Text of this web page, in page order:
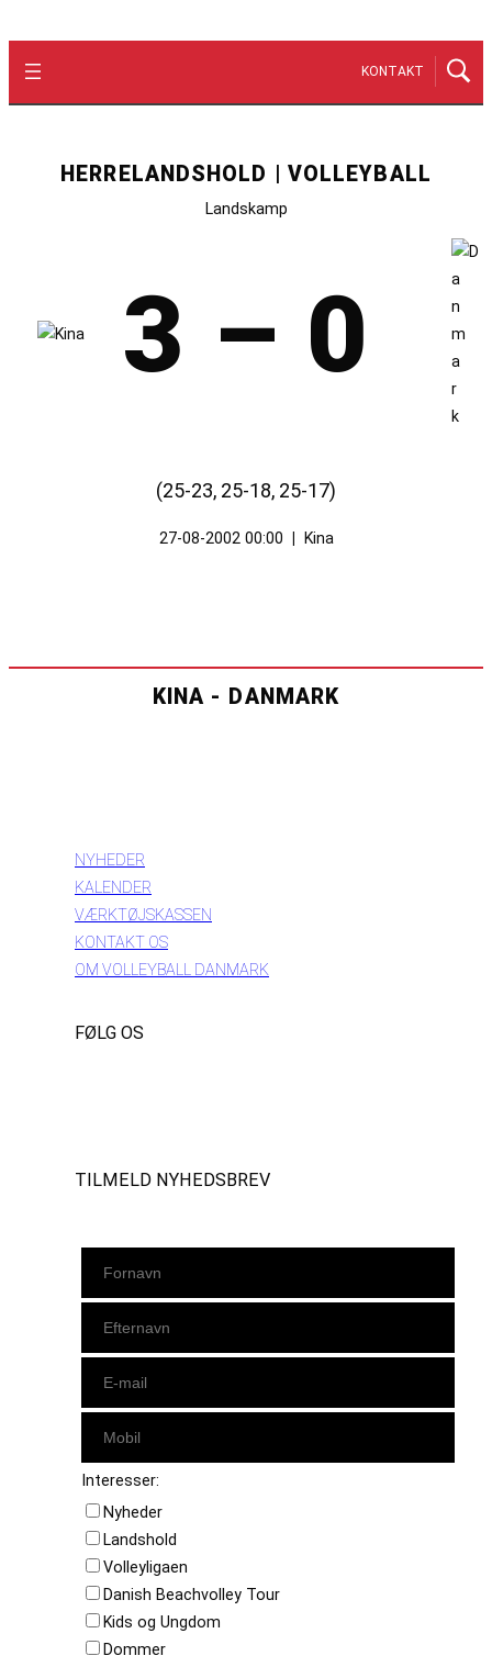
KONTAKT
HERRELANDSHOLD | VOLLEYBALL
Landskamp
3 – 0
(25-23, 25-18, 25-17)
27-08-2002 00:00 Kina
KINA - DANMARK
NYHEDER
KALENDER
VÆRKTØJSKASSEN
KONTAKT OS
OM VOLLEYBALL DANMARK
FØLG OS
TILMELD NYHEDSBREV
Interesser:
Nyheder
Landshold
Volleyligaen
Danish Beachvolley Tour
Kids og Ungdom
Dommer